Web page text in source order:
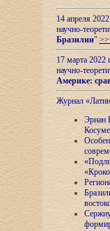
14 апреля
научно-
Бразилии"
17 марта 2022
научно-
Америке:
Журнал
Эрнан